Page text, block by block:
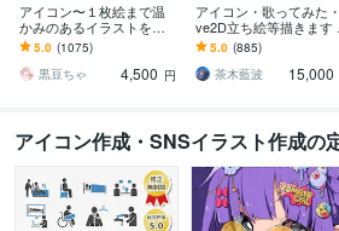
アイコン〜１枚絵まで温
かみのあるイラストを描
きます ★ココナラ自体が
初めての方も、お気軽に
ご相談ください♪★
5.0 (1075)
黒豆ちゃ
4,500 円
アイコン・歌ってみた
ve2D立ち絵等描きます
びキャラや配信用イラス
ト等、幅広く制作してい
ます！
5.0 (885)
茶木藍波
15,000
アイコン作成・SNSイラスト作成の